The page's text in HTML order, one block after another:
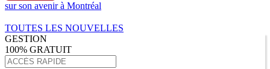
sur son avenir à Montréal
TOUTES LES NOUVELLES
GESTION
100% GRATUIT